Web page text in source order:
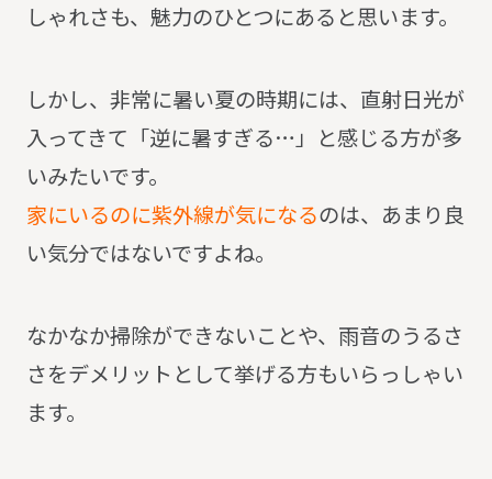
しゃれさも、魅力のひとつにあると思います。
しかし、非常に暑い夏の時期には、直射日光が
入ってきて「逆に暑すぎる…」と感じる方が多
いみたいです。
家にいるのに紫外線が気になるのは、あまり良
い気分ではないですよね。
なかなか掃除ができないことや、雨音のうるさ
さをデメリットとして挙げる方もいらっしゃい
ます。